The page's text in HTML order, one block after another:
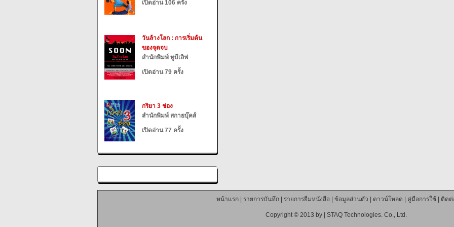
เปิดอ่าน 106 ครั้ง
วันล้างโลก : การเริ่มต้น
ของจุดจบ
สำนักพิมพ์ ทูบีเลิฟ
เปิดอ่าน 79 ครั้ง
กริยา 3 ช่อง
สำนักพิมพ์ สกายบุ๊คส์
เปิดอ่าน 77 ครั้ง
หน้าแรก| รายการบันทึก| รายการยืมหนังสือ ข้อมูลส่วนตัว ดาวน์โหลด คู่มือการใช้| ติดต่
Copyright © 2013 by | STAQ Technologies. Co., Ltd.